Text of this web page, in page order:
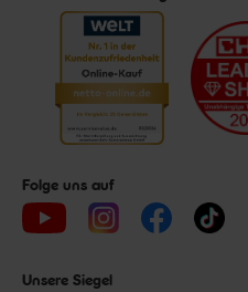
Folge uns auf
Unsere Siegel